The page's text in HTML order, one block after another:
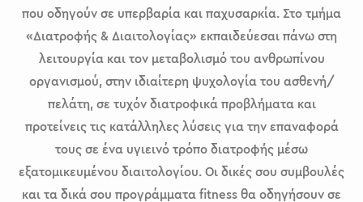
που οδηγούν σε υπερβαρία και παχυσαρκία. Στο τμήμα
«Διατροφής & Διαιτολογίας» εκπαιδεύεσαι πάνω στη
λειτουργία και τον μεταβολισμό του ανθρωπίνου
οργανισμού, στην ιδιαίτερη ψυχολογία του ασθενή/
πελάτη, σε τυχόν διατροφικά προβλήματα και
προτείνεις τις κατάλληλες λύσεις για την επαναφορά
τους σε ένα υγιεινό τρόπο διατροφής μέσω
εξατομικευμένου διαιτολογίου. Οι δικές σου συμβουλές
και τα δικά σου προγράμματα fitness θα οδηγήσουν σε